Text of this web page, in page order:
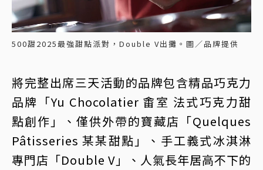
500甜2025最強甜點派對，Double V出攤。圖／品牌提供
將完整出席三天活動的品牌包含精品巧克力
品牌「Yu Chocolatier 畬室 法式巧克力甜
點創作」、僅供外帶的寶藏店「Quelques
Pâtisseries 某某甜點」、手工義式冰淇淋
專門店「Double V」、人氣長年居高不下的